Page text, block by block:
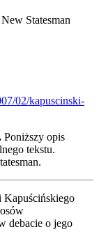
New Statesman
02/kapuscinski-
Poniższy opis
tekstu.
Kapuścińskiego
debacie o jego